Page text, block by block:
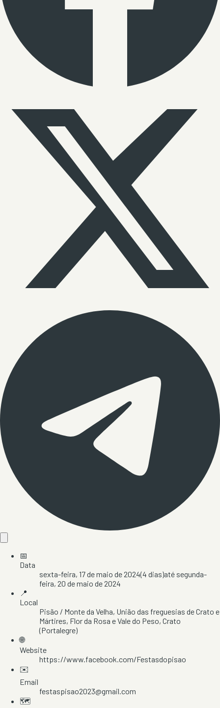
📅
Data
sexta-feira, 17 de maio de 2024(4 dias)até segunda-
feira, 20 de maio de 2024
📍
Local
Pisão / Monte da Velha, União das freguesias de Crato e
Mártires, Flor da Rosa e Vale do Peso, Crato
(Portalegre)
🌐
Website
https://www.facebook.com/Festasdopisao
✉️
Email
festaspisao2023@gmail.com
🗺️